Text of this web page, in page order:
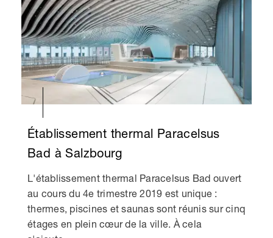
Établissement thermal Paracelsus
Bad à Salzbourg
L'établissement thermal Paracelsus Bad ouvert
au cours du 4e trimestre 2019 est unique :
thermes, piscines et saunas sont réunis sur cinq
étages en plein cœur de la ville. À cela